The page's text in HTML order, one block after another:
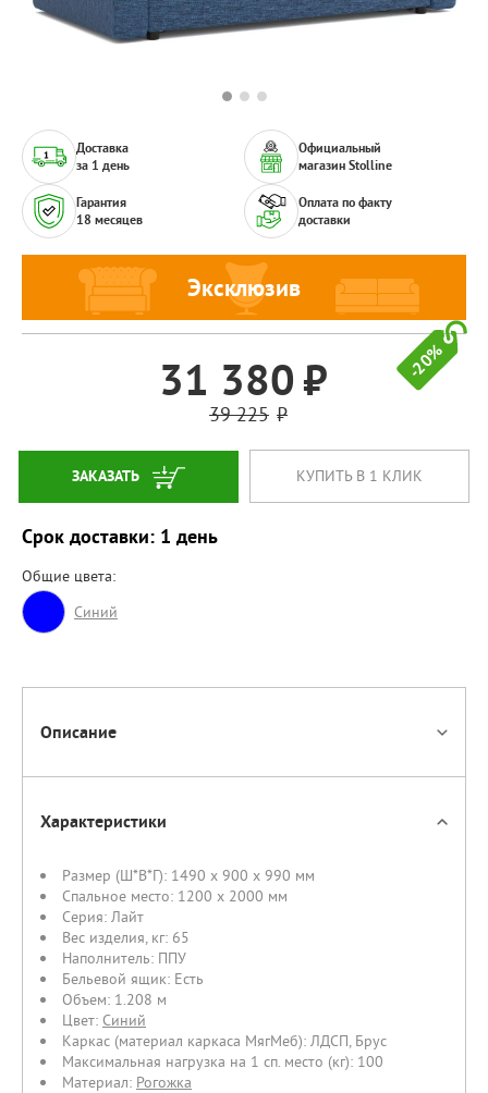
-20%
Доставка
за 1 день
Гарантия
18 месяцев
Официальный
магазин Stolline
Оплата по факту
доставки
Эксклюзив
31 380
39 225
ЗАКАЗАТЬ КУПИТЬ В 1 КЛИК
Срок доставки: 1 день
Общие цвета:
Синий
Описание
Характеристики
Размер (Ш*В*Г): 1490 x 900 x 990 мм
Спальное место: 1200 х 2000 мм
Серия: Лайт
Вес изделия, кг: 65
Наполнитель: ППУ
Бельевой ящик: Есть
Объем: 1.208 м
Цвет: Синий
Каркас (материал каркаса МягМеб): ЛДСП, Брус
Максимальная нагрузка на 1 сп. место (кг): 100
Материал: Рогожка